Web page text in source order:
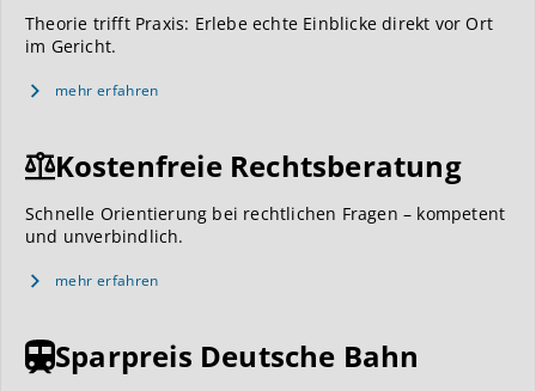
Theorie trifft Praxis: Erlebe echte Einblicke direkt vor Ort
im Gericht.
mehr erfahren
Kostenfreie Rechtsberatung
Schnelle Orientierung bei rechtlichen Fragen – kompetent
und unverbindlich.
mehr erfahren
Sparpreis Deutsche Bahn